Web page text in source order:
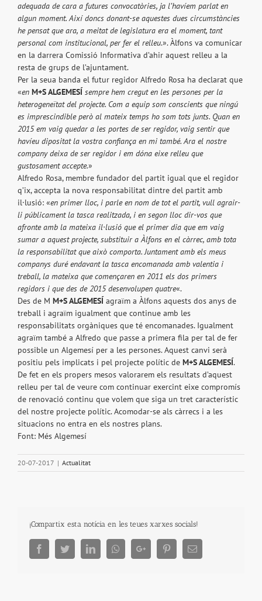
adequada de cara a futures convocatòries, ja l’havíem parlat en
algun moment. Així doncs donant-se aquestes dues circumstàncies
he pensat que ara, a meitat de legislatura era el moment, tant
personal com institucional, per fer el relleu.». Àlfons va comunicar
en la darrera Comissió Informativa d’ahir aquest relleu a la
resta de grups de l’ajuntament.
Per la seua banda el futur regidor Alfredo Rosa ha declarat que
«en M+S ALGEMESÍ sempre hem cregut en les persones per la
heterogeneïtat del projecte. Com a equip som conscients que ningú
es imprescindible però al mateix temps ho som tots junts. Quan en
2015 em vaig quedar a les portes de ser regidor, vaig sentir que
havíeu dipositat la vostra confiança en mi també. Ara el nostre
company deixa de ser regidor i em dóna eixe relleu que
gustosament accepte.»
Alfredo Rosa, membre fundador del partit igual que el regidor
q’ix, accepta la nova responsabilitat dintre del partit amb
il·lusió: «en primer lloc, i parle en nom de tot el partit, vull agrair-
li públicament la tasca realitzada, i en segon lloc dir-vos que
afronte amb la mateixa il·lusió que el primer dia que em vaig
sumar a aquest projecte, substituir a Àlfons en el càrrec, amb tota
la responsabilitat que això comporta. Juntament amb els meus
companys duré endavant la tasca encomanada amb valentia i
treball, la mateixa que començaren en 2011 els dos primers
regidors i que des de 2015 desenvolupen quatre«.
Des de M M+S ALGEMESÍ agraïm a Àlfons aquests dos anys de
treball i agraïm igualment que continue amb les
responsabilitats orgàniques que té encomanades. Igualment
agraïm també a Alfredo que passe a primera fila per tal de fer
possible un Algemesí per a les persones. Aquest canvi serà
positiu pels implicats i pel projecte polític de M+S ALGEMESÍ.
De fet en els propers mesos valorarem els resultats d’aquest
relleu per tal de veure com continuar exercint eixe compromís
de renovació continu que volem que siga un tret característic
del nostre projecte polític. Acomodar-se als càrrecs i a les
situacions no entra en els nostres plans.
Font: Més Algemesí
20-07-2017 | Actualitat
¡Compartix esta notícia en les teues xarxes socials!
FacebookTwitterLinkedInWhatsappGoogle+ PinterestEmail